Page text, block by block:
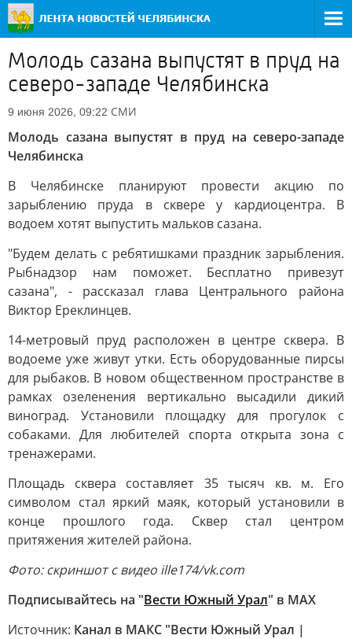
Молодь сазана выпустят в пруд на
северо-западе Челябинска
9 июня 2026, 09:22 СМИ
Молодь сазана выпустят в пруд на северо-западе
Челябинска
В Челябинске планируют провести акцию по
зарыблению пруда в сквере у кардиоцентра. В
водоем хотят выпустить мальков сазана.
"Будем делать с ребятишками праздник зарыбления.
Рыбнадзор нам поможет. Бесплатно привезут
сазана", - рассказал глава Центрального района
Виктор Ереклинцев.
14-метровый пруд расположен в центре сквера. В
водоеме уже живут утки. Есть оборудованные пирсы
для рыбаков. В новом общественном пространстве в
рамках озеленения вертикально высадили дикий
виноград. Установили площадку для прогулок с
собаками. Для любителей спорта открыта зона с
тренажерами.
Площадь сквера составляет 35 тысяч кв. м. Его
символом стал яркий маяк, который установили в
конце прошлого года. Сквер стал центром
притяжения жителей района.
Фото: скриншот с видео ille174/vk.com
Подписывайтесь на "Вести Южный Урал" в MAХ
Источник: Канал в МАКС "Вести Южный Урал |